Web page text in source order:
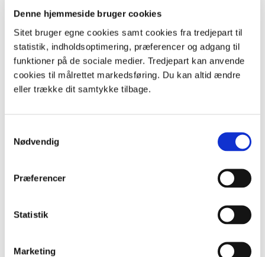
Denne hjemmeside bruger cookies
Sitet bruger egne cookies samt cookies fra tredjepart til
statistik, indholdsoptimering, præferencer og adgang til
funktioner på de sociale medier. Tredjepart kan anvende
cookies til målrettet markedsføring. Du kan altid ændre
eller trække dit samtykke tilbage.
Nødvendig
Præferencer
Statistik
Marketing
Hvorfor er kystsikring nødvendig?
Geologisk foto-tidslinje
På træk med sangsvanen
Spillekort om fugle
+